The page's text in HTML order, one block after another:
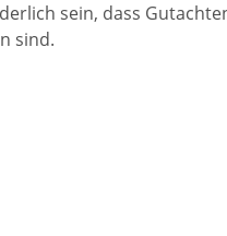
sein, dass
sind.